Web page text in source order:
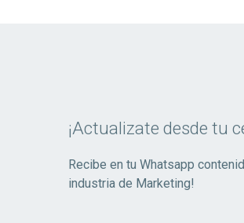
¡Actualizate desde tu
Recibe en tu Whatsapp
industria de Marketing!